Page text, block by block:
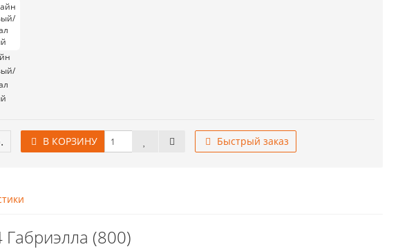
В КОРЗИНУ Быстрый заказ
(800)